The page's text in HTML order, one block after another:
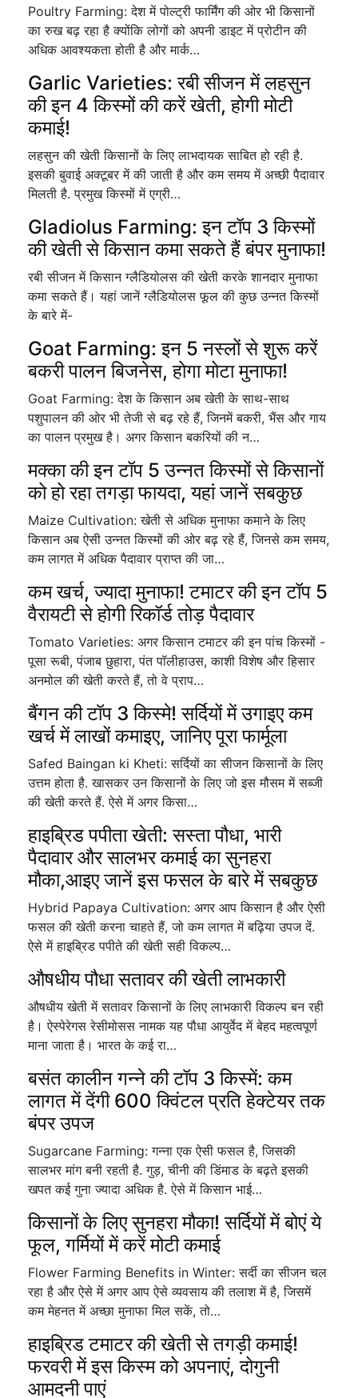
Poultry Farming: देश में पोल्ट्री फार्मिंग की ओर भी किसानों
का रुख बढ़ रहा है क्योंकि लोगों को अपनी डाइट में प्रोटीन की
अधिक आवश्यकता होती है और मार्क…
Garlic Varieties: रबी सीजन में लहसुन
की इन 4 किस्मों की करें खेती, होगी मोटी
कमाई!
लहसुन की खेती किसानों के लिए लाभदायक साबित हो रही है.
इसकी बुवाई अक्टूबर में की जाती है और कम समय में अच्छी पैदावार
मिलती है. प्रमुख किस्मों में एग्री…
Gladiolus Farming: इन टॉप 3 किस्मों
की खेती से किसान कमा सकते हैं बंपर मुनाफा!
रबी सीजन में किसान ग्लैडियोलस की खेती करके शानदार मुनाफा
कमा सकते हैं। यहां जानें ग्लैडियोलस फूल की कुछ उन्नत किस्मों
के बारे में-
Goat Farming: इन 5 नस्लों से शुरू करें
बकरी पालन बिजनेस, होगा मोटा मुनाफा!
Goat Farming: देश के किसान अब खेती के साथ-साथ
पशुपालन की ओर भी तेजी से बढ़ रहे हैं, जिनमें बकरी, भैंस और गाय
का पालन प्रमुख है। अगर किसान बकरियों की न…
मक्का की इन टॉप 5 उन्नत किस्मों से किसानों
को हो रहा तगड़ा फायदा, यहां जानें सबकुछ
Maize Cultivation: खेती से अधिक मुनाफा कमाने के लिए
किसान अब ऐसी उन्नत किस्मों की ओर बढ़ रहे हैं, जिनसे कम समय,
कम लागत में अधिक पैदावार प्राप्त की जा…
कम खर्च, ज्यादा मुनाफा! टमाटर की इन टॉप 5
वैरायटी से होगी रिकॉर्ड तोड़ पैदावार
Tomato Varieties: अगर किसान टमाटर की इन पांच किस्मों -
पूसा रूबी, पंजाब छुहारा, पंत पॉलीहाउस, काशी विशेष और हिसार
अनमोल की खेती करते हैं, तो वे प्राप…
बैंगन की टॉप 3 किस्मे! सर्दियों में उगाइए कम
खर्च में लाखों कमाइए, जानिए पूरा फार्मूला
Safed Baingan ki Kheti: सर्दियों का सीजन किसानों के लिए
उत्तम होता है. खासकर उन किसानों के लिए जो इस मौसम में सब्जी
की खेती करते हैं. ऐसे में अगर किसा…
हाइब्रिड पपीता खेती: सस्ता पौधा, भारी
पैदावार और सालभर कमाई का सुनहरा
मौका,आइए जानें इस फसल के बारे में सबकुछ
Hybrid Papaya Cultivation: अगर आप किसान है और ऐसी
फसल की खेती करना चाहते हैं, जो कम लागत में बढ़िया उपज दें.
ऐसे में हाइब्रिड पपीते की खेती सही विकल्प…
औषधीय पौधा सतावर की खेती लाभकारी
औषधीय खेती में सतावर किसानों के लिए लाभकारी विकल्प बन रही
है। ऐस्पेरेगस रेसीमोसस नामक यह पौधा आयुर्वेद में बेहद महत्वपूर्ण
माना जाता है। भारत के कई रा…
बसंत कालीन गन्ने की टॉप 3 किस्में: कम
लागत में देंगी 600 क्विंटल प्रति हेक्टेयर तक
बंपर उपज
Sugarcane Farming: गन्ना एक ऐसी फसल है, जिसकी
सालभर मांग बनी रहती है. गुड़, चीनी की डिंमाड के बढ़ते इसकी
खपत कई गुना ज्यादा अधिक है. ऐसे में किसान भाई…
किसानों के लिए सुनहरा मौका! सर्दियों में बोएं ये
फूल, गर्मियों में करें मोटी कमाई
Flower Farming Benefits in Winter: सर्दी का सीजन चल
रहा है और ऐसे में अगर आप ऐसे व्यवसाय की तलाश में है, जिसमें
कम मेहनत में अच्छा मुनाफा मिल सकें, तो…
हाइब्रिड टमाटर की खेती से तगड़ी कमाई!
फरवरी में इस किस्म को अपनाएं, दोगुनी
आमदनी पाएं